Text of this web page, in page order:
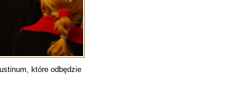
które odbędzie